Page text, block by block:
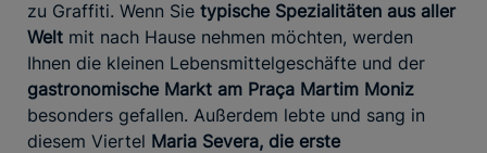
zu Graffiti. Wenn Sie typische Spezialitäten aus aller
Welt mit nach Hause nehmen möchten, werden
Ihnen die kleinen Lebensmittelgeschäfte und der
gastronomische Markt am Praça Martim Moniz
besonders gefallen. Außerdem lebte und sang in
diesem Viertel Maria Severa, die erste